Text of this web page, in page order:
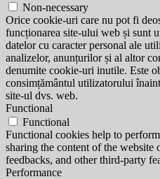
Non-necessary
Orice cookie-uri care nu pot fi
funcționarea site-ului web și sunt
datelor cu caracter personal ale
analizelor, anunțurilor și al altor
denumite cookie-uri inutile. Este
consimțământul utilizatorului
site-ul dvs. web.
Functional
Functional
Functional cookies help to
sharing the content of the website
feedbacks, and other third-party
Performance